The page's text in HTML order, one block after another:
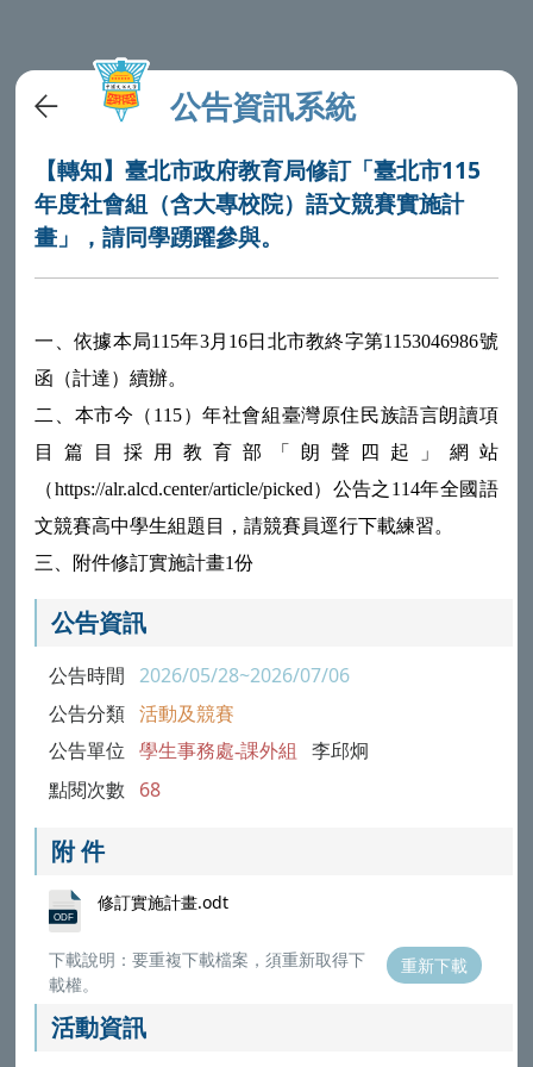
公告資訊系統
【轉知】臺北市政府教育局修訂「臺北市115
年度社會組（含大專校院）語文競賽實施計
畫」，請同學踴躍參與。
一、依據本局115年3月16日北市教終字第1153046986號
函（計達）續辦。
二、本市今（115）年社會組臺灣原住民族語言朗讀項
目篇目採用教育部「朗聲四起」網站
（https://alr.alcd.center/article/picked）公告之114年全國語
文競賽高中學生組題目，請競賽員逕行下載練習。
三、附件修訂實施計畫1份
公告資訊
公告時間 2026/05/28~2026/07/06
公告分類 活動及競賽
公告單位 學生事務處-課外組 李邱炯
點閱次數 68
附 件
修訂實施計畫.odt
下載說明：要重複下載檔案，須重新取得下
載權。
重新下載
活動資訊